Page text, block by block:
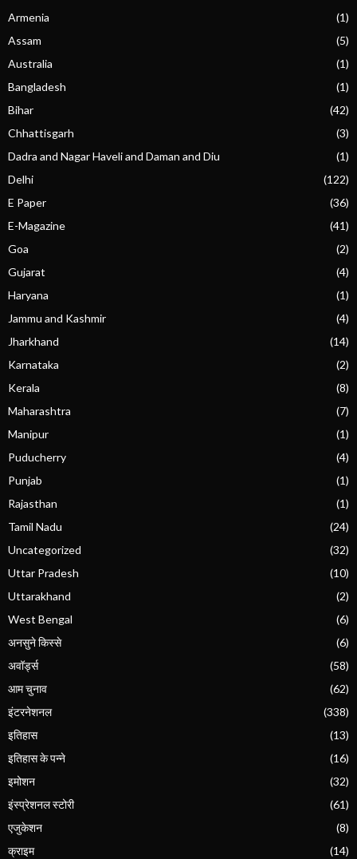
Armenia
(1)
Assam
(5)
Australia
(1)
Bangladesh
(1)
Bihar
(42)
Chhattisgarh
(3)
Dadra and Nagar Haveli and Daman and Diu
(1)
Delhi
(122)
E Paper
(36)
E-Magazine
(41)
Goa
(2)
Gujarat
(4)
Haryana
(1)
Jammu and Kashmir
(4)
Jharkhand
(14)
Karnataka
(2)
Kerala
(8)
Maharashtra
(7)
Manipur
(1)
Puducherry
(4)
Punjab
(1)
Rajasthan
(1)
Tamil Nadu
(24)
Uncategorized
(32)
Uttar Pradesh
(10)
Uttarakhand
(2)
West Bengal
(6)
अनसुने किस्से
(6)
अवॉर्ड्स
(58)
आम चुनाव
(62)
इंटरनेशनल
(338)
इतिहास
(13)
इतिहास के पन्ने
(16)
इमोशन
(32)
इंस्प्रेशनल स्टोरी
(61)
एजुकेशन
(8)
क्राइम
(14)